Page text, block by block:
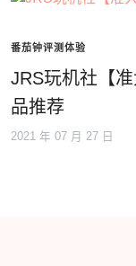
番茄钟评测体验
JRS玩机社【
品推荐
2021 年 07 月 27 日